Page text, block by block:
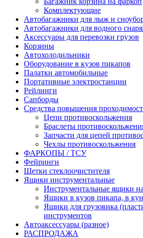
Комплектующие
Автобагажники для лыж и
Автобагажники для водного
Аксессуары для перевозки грузов
Корзины
Автохолодильники
Оборудование в кузов пикапов
Палатки автомобильные
Портативные электростанции
Рейлинги
Сапборды
Средства повышения
Цепи противоскольжения
Браслеты
Запчасти для цепей
Чехлы противоскольжения
ФАРКОПЫ / ТСУ
Фейринги
Щетки стеклоочистителя
Ящики инструментальные
Инструментальные ящики
Ящики в кузов пикапа, в
Ящики для грузовика
инструментов
Автоаксессуары (разное)
РАСПРОДАЖА